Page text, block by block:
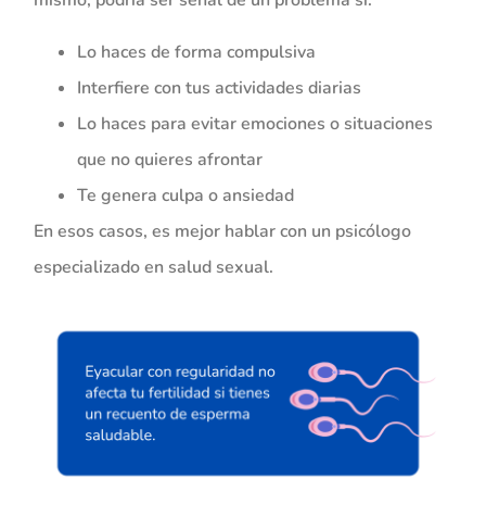
Lo haces de forma compulsiva
Interfiere con tus actividades diarias
Lo haces para evitar emociones o situaciones
que no quieres afrontar
Te genera culpa o ansiedad
En esos casos, es mejor hablar con un psicólogo
especializado en salud sexual.